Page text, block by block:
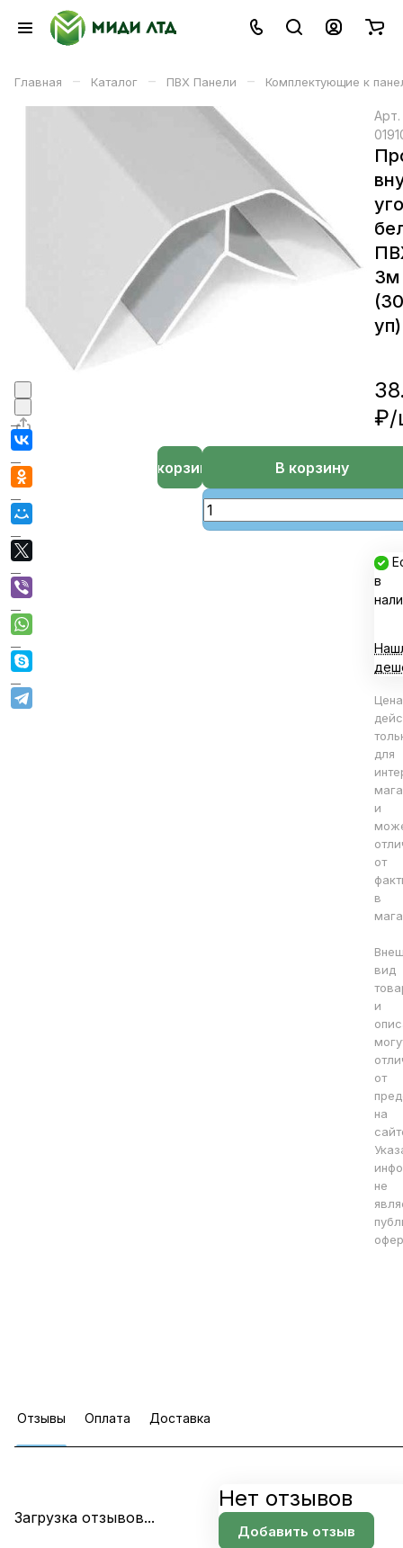
Главная – Каталог – ПВХ Панели – Комплектующие к
Арт.
3м
уп)
₽/
В корзину
В корзине
в
Цена
для
и
от
в
вид
и
от
на
не
Отзывы Оплата Доставка
Загрузка отзывов...
Нет отзывов
Добавить отзыв